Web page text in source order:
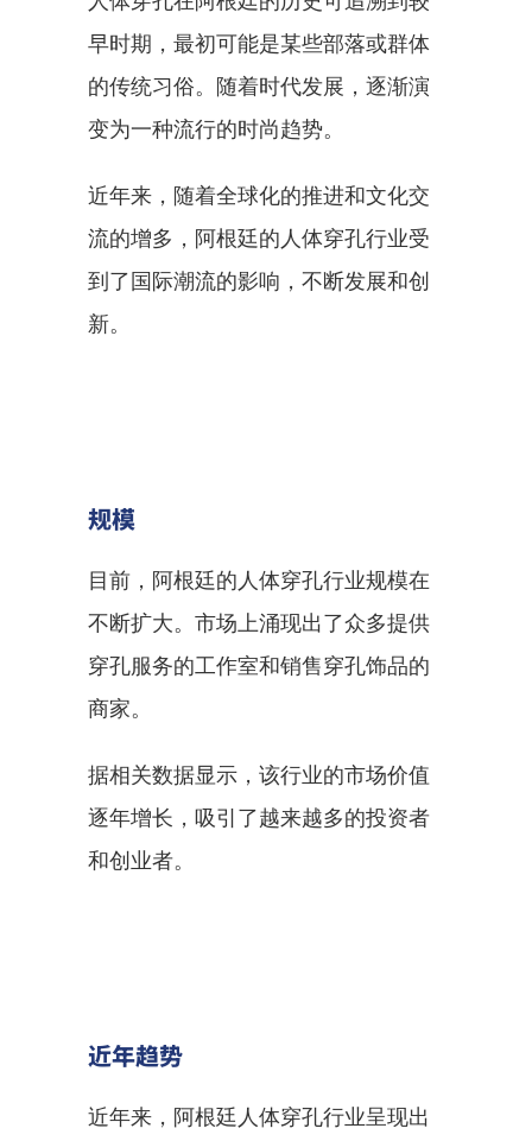
早时期，最初可能是某些部落或群体
的传统习俗。随着时代发展，逐渐演
变为一种流行的时尚趋势。
近年来，随着全球化的推进和文化交
流的增多，阿根廷的人体穿孔行业受
到了国际潮流的影响，不断发展和创
新。
规模
目前，阿根廷的人体穿孔行业规模在
不断扩大。市场上涌现出了众多提供
穿孔服务的工作室和销售穿孔饰品的
商家。
据相关数据显示，该行业的市场价值
逐年增长，吸引了越来越多的投资者
和创业者。
近年趋势
近年来，阿根廷人体穿孔行业呈现出